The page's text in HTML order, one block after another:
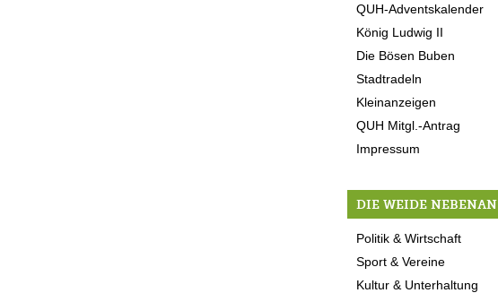
QUH-Adventskalender
König Ludwig II
Die Bösen Buben
Stadtradeln
Kleinanzeigen
QUH Mitgl.-Antrag
Impressum
DIE WEIDE NEBENAN
Politik & Wirtschaft
Sport & Vereine
Kultur & Unterhaltung